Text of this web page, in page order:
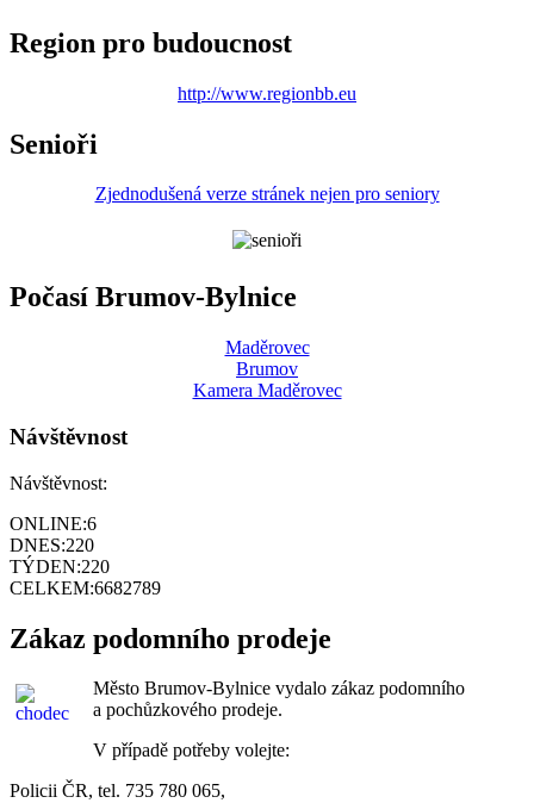
Region pro budoucnost
http://www.regionbb.eu
Senioři
Zjednodušená verze stránek nejen pro seniory
Počasí Brumov-Bylnice
Maděrovec
Brumov
Kamera Maděrovec
Návštěvnost
Návštěvnost:
ONLINE:6
DNES:220
TÝDEN:220
CELKEM:6682789
Zákaz podomního prodeje
Město Brumov-Bylnice vydalo zákaz podomního
a pochůzkového prodeje.
V případě potřeby volejte:
Policii ČR, tel. 735 780 065,